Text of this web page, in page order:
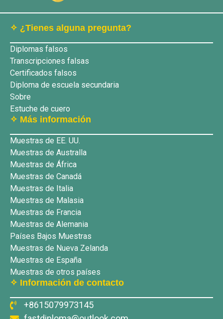
✧ ¿Tienes alguna pregunta?
Diplomas falsos
Transcripciones falsas
Certificados falsos
Diploma de escuela secundaria
Sobre
Estuche de cuero
✧ Más información
Muestras de EE. UU.
Muestras de Australla
Muestras de África
Muestras de Canadá
Muestras de Italia
Muestras de Malasia
Muestras de Francia
Muestras de Alemania
Países Bajos Muestras
Muestras de Nueva Zelanda
Muestras de España
Muestras de otros países
✧ Información de contacto
+8615079973145